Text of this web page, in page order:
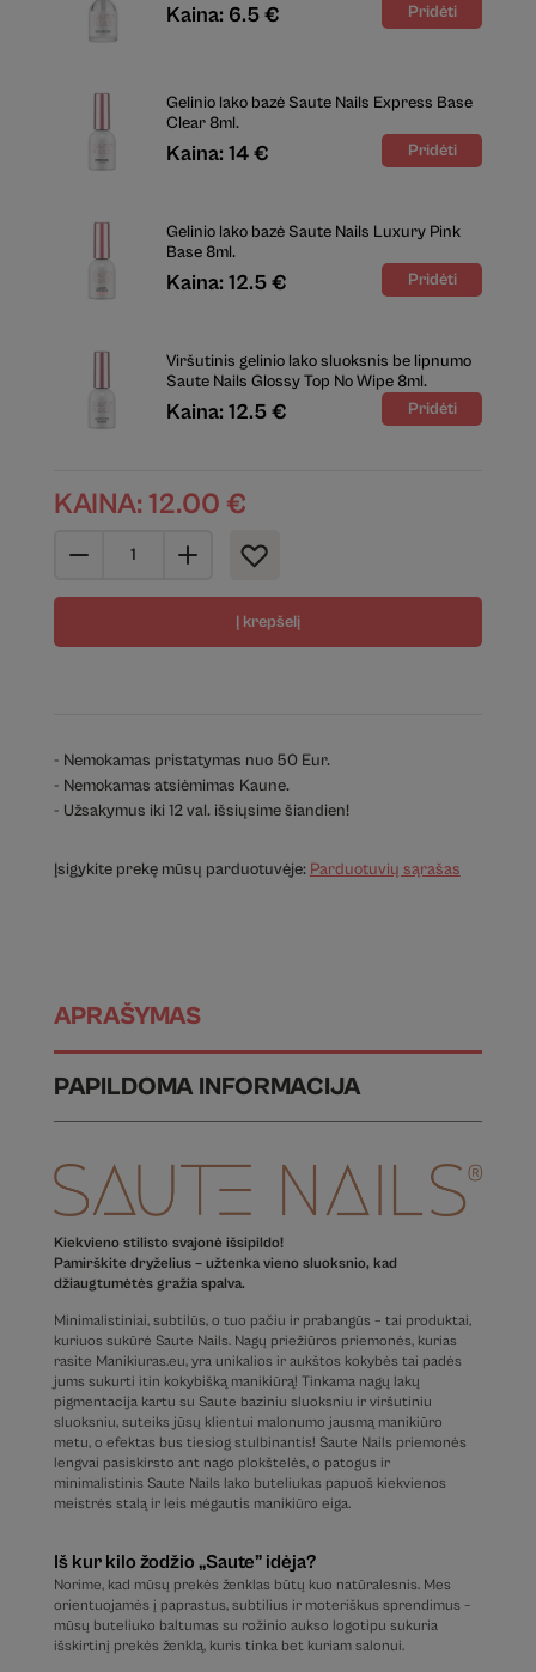
Kaina: 6.5 €
Gelinio lako bazė Saute Nails Express Base
Clear 8ml.
Kaina: 14 €
Gelinio lako bazė Saute Nails Luxury Pink
Base 8ml.
Kaina: 12.5 €
Viršutinis gelinio lako sluoksnis be lipnumo
Saute Nails Glossy Top No Wipe 8ml.
Kaina: 12.5 €
KAINA: 12.00 €
Į krepšelį
- Nemokamas pristatymas nuo 50 Eur.
- Nemokamas atsiėmimas Kaune.
- Užsakymus iki 12 val. išsiųsime šiandien!
Įsigykite prekę mūsų parduotuvėje: Parduotuvių sąrašas
APRAŠYMAS
PAPILDOMA INFORMACIJA
Kiekvieno stilisto svajonė išsipildo!
Pamirškite dryželius – užtenka vieno sluoksnio, kad
džiaugtumėtės gražia spalva.
Minimalistiniai, subtilūs, o tuo pačiu ir prabangūs – tai produktai,
kuriuos sukūrė Saute Nails. Nagų priežiūros priemonės, kurias
rasite Manikiuras.eu, yra unikalios ir aukštos kokybės tai padės
jums sukurti itin kokybišką manikiūrą! Tinkama nagų lakų
pigmentacija kartu su Saute baziniu sluoksniu ir viršutiniu
sluoksniu, suteiks jūsų klientui malonumo jausmą manikiūro
metu, o efektas bus tiesiog stulbinantis! Saute Nails priemonės
lengvai pasiskirsto ant nago plokštelės, o patogus ir
minimalistinis Saute Nails lako buteliukas papuoš kiekvienos
meistrės stalą ir leis mėgautis manikiūro eiga.
Iš kur kilo žodžio „Saute” idėja?
Norime, kad mūsų prekės ženklas būtų kuo natūralesnis. Mes
orientuojamės į paprastus, subtilius ir moteriškus sprendimus –
mūsų buteliuko baltumas su rožinio aukso logotipu sukuria
išskirtinį prekės ženklą, kuris tinka bet kuriam salonui.